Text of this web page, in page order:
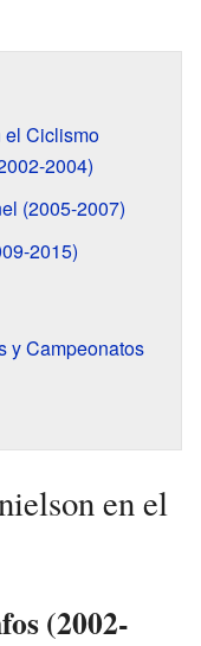
el Ciclismo
2004)
(2005-2007)
2015)
y Campeonatos
en el
(2002-